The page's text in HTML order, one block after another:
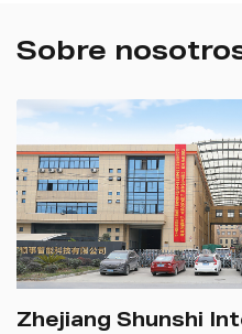
Sobre
Zhejiang Shunshi